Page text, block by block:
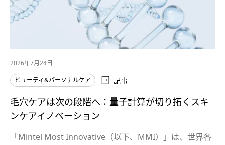
2026年7月24日
ビューティ&パーソナルケア
記事
毛穴ケアは次の段階へ：量子計算が切り拓くスキ
ンケアイノベーション
「Mintel Most Innovative（以下、MMI）」は、世界各